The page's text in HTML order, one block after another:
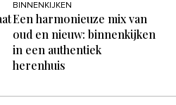
BINNENKIJKEN
Een harmonieuze mix van
oud en nieuw: binnenkijken
in een authentiek
herenhuis